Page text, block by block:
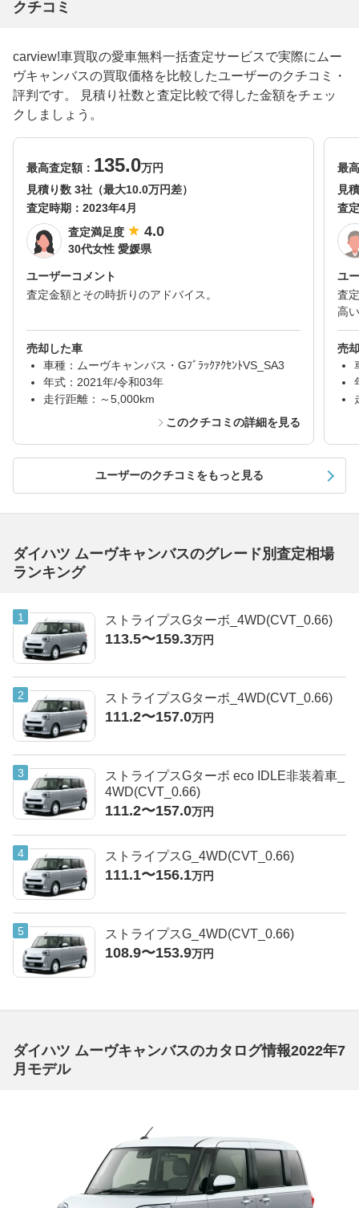
クチコミ
carview!車買取の愛車無料一括査定サービスで実際にムー
ヴキャンバスの買取価格を比較したユーザーのクチコミ・
評判です。 見積り社数と査定比較で得した金額をチェッ
クしましょう。
最高査定額： 135.0万円
見積り数 3社（最大10.0万円差）
査定時期： 2023年4月
査定満足度
4.0
30代女性 愛媛県
ユーザーコメント
査定金額とその時折りのアドバイス。
売却した車
車種：ムーヴキャンバス・GﾌﾞﾗｯｸｱｸｾﾝﾄVS_SA3
年式：2021年/令和03年
走行距離：～5,000km
このクチコミの詳細を見る
最
見
査
ユ
査
高
売
ユーザーのクチコミをもっと見る
ダイハツ ムーヴキャンバスのグレード別査定相場
ランキング
ストライプスGターボ_4WD(CVT_0.66)
113.5〜159.3万円
ストライプスGターボ_4WD(CVT_0.66)
111.2〜157.0万円
ストライプスGターボ eco IDLE非装着車_
4WD(CVT_0.66)
111.2〜157.0万円
ストライプスG_4WD(CVT_0.66)
111.1〜156.1万円
ストライプスG_4WD(CVT_0.66)
108.9〜153.9万円
ダイハツ ムーヴキャンバスのカタログ情報2022年7
月モデル